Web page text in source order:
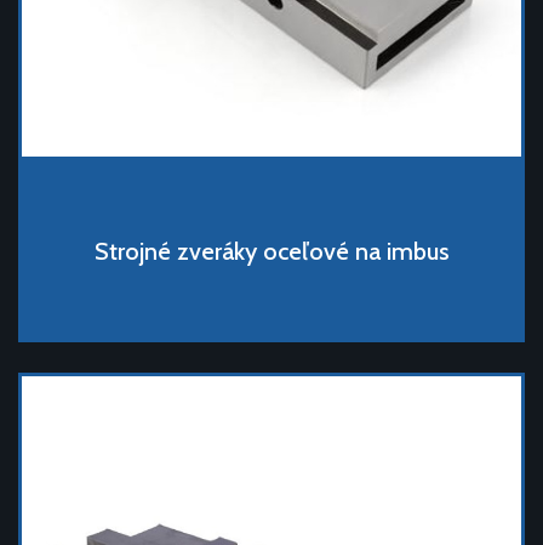
Strojné zveráky oceľové na imbus